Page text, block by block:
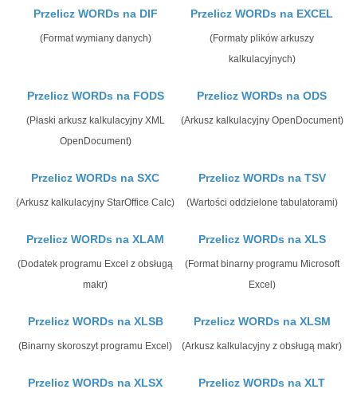
Przelicz WORDs na DIF
(Format wymiany danych)
Przelicz WORDs na EXCEL
(Formaty plików arkuszy
kalkulacyjnych)
Przelicz WORDs na FODS
(Płaski arkusz kalkulacyjny XML
OpenDocument)
Przelicz WORDs na ODS
(Arkusz kalkulacyjny OpenDocument)
Przelicz WORDs na SXC
(Arkusz kalkulacyjny StarOffice Calc)
Przelicz WORDs na TSV
(Wartości oddzielone tabulatorami)
Przelicz WORDs na XLAM
(Dodatek programu Excel z obsługą
makr)
Przelicz WORDs na XLS
(Format binarny programu Microsoft
Excel)
Przelicz WORDs na XLSB
(Binarny skoroszyt programu Excel)
Przelicz WORDs na XLSM
(Arkusz kalkulacyjny z obsługą makr)
Przelicz WORDs na XLSX Przelicz WORDs na XLT